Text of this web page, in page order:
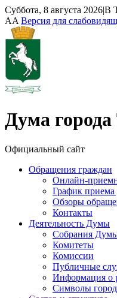
Суббота, 8 августа 2026|В
AA Версия для
Дума
Официальный сайт
Обращения граждан
Онлайн-
График приема
Обзоры
Контакты
Деятельность Думы
Собрания
Комитеты
Комиссии
Публичные
Информация о
Символы